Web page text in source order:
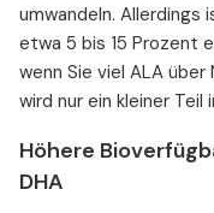
umwandeln. Allerdings
etwa 5 bis 15 Prozent
wenn Sie viel ALA über
wird nur ein kleiner Teil
Höhere
DHA